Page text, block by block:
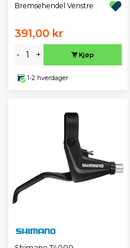
Bremsehendel Venstre
391,00 kr
- + Kjøp
1-2 hverdager